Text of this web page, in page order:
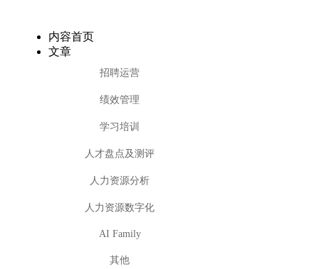
内容首页
文章
招聘运营
绩效管理
学习培训
人才盘点及测评
人力资源分析
人力资源数字化
AI Family
其他